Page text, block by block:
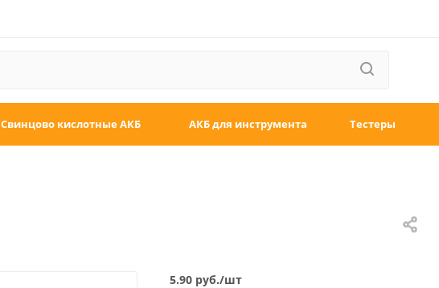
Свинцово кислотные АКБ АКБ для инструмента Тестеры
5.90 руб./шт